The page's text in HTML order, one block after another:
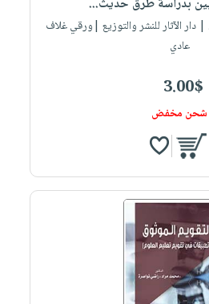
بدراسة طرق حديث...
| دار الآثار للنشر والتوزيع |ورقي غلاف
عادي
3.00$
شحن مخفض